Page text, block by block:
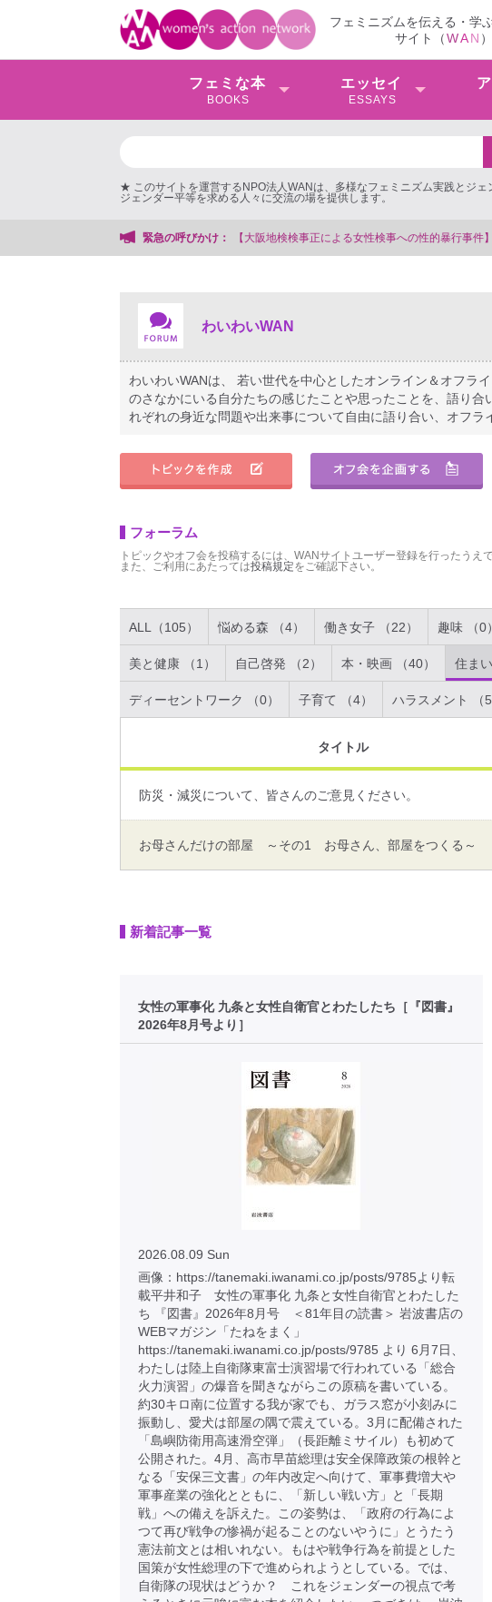
フェミニズムを伝える・学
サイト（WAN ）
フェミな本
BOOKS
エッセイ
ESSAYS
★ このサイトを運営するNPO法人WANは、多様なフェミニズム実践とジェ
ジェンダー平等を求める人々に交流の場を提供します。
緊急の呼びかけ：
わいわいWAN
わいわいWANは、 若い世代を中心としたオンライン＆オフラ
のさなかにいる自分たちの感じたことや思ったことを、語り
れぞれの身近な問題や出来事について自由に語り合い、オフラ
フォーラム
トピックやオフ会を投稿するには、WANサイトユーザー登録を行ったうえ
また、ご利用にあたっては投稿規定をご確認下さい。
ALL（105） 悩める森 （4） 働き女子 （22） 趣味 （0）
美と健康 （1） 自己啓発 （2） 本・映画 （40） 住ま
ディーセントワーク （0） 子育て （4） ハラスメント （5
タイトル
防災・減災について、皆さんのご意見ください。
お母さんだけの部屋 ～その1 お母さん、部屋をつくる～
新着記事一覧
女性の軍事化 九条と女性自衛官とわたしたち［『図書』
2026年8月号より］
2026.08.09 Sun
画像：https://tanemaki.iwanami.co.jp/posts/9785より転
載平井和子 女性の軍事化 九条と女性自衛官とわたした
ち 『図書』2026年8月号 ＜81年目の読書＞ 岩波書店の
WEBマガジン「たねをまく」
https://tanemaki.iwanami.co.jp/posts/9785 より 6月7日、
わたしは陸上自衛隊東富士演習場で行われている「総合
火力演習」の爆音を聞きながらこの原稿を書いている。
約30キロ南に位置する我が家でも、ガラス窓が小刻みに
振動し、愛犬は部屋の隅で震えている。3月に配備された
「島嶼防衛用高速滑空弾」（長距離ミサイル）も初めて
公開された。4月、高市早苗総理は安全保障政策の根幹と
なる「安保三文書」の年内改定へ向けて、軍事費増大や
軍事産業の強化とともに、「新しい戦い方」と「長期
戦」への備えを訴えた。この姿勢は、「政府の行為によ
つて再び戦争の惨禍が起ることのないやうに」とうたう
憲法前文とは相いれない。もはや戦争行為を前提とした
国策が女性総理の下で進められようとしている。では、
自衛隊の現状はどうか？ これをジェンダーの視点で考